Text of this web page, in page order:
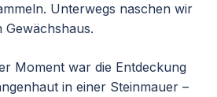
Unterwegs naschen wir
Gewächshaus.
Moment war die Entdeckung
in einer Steinmauer –